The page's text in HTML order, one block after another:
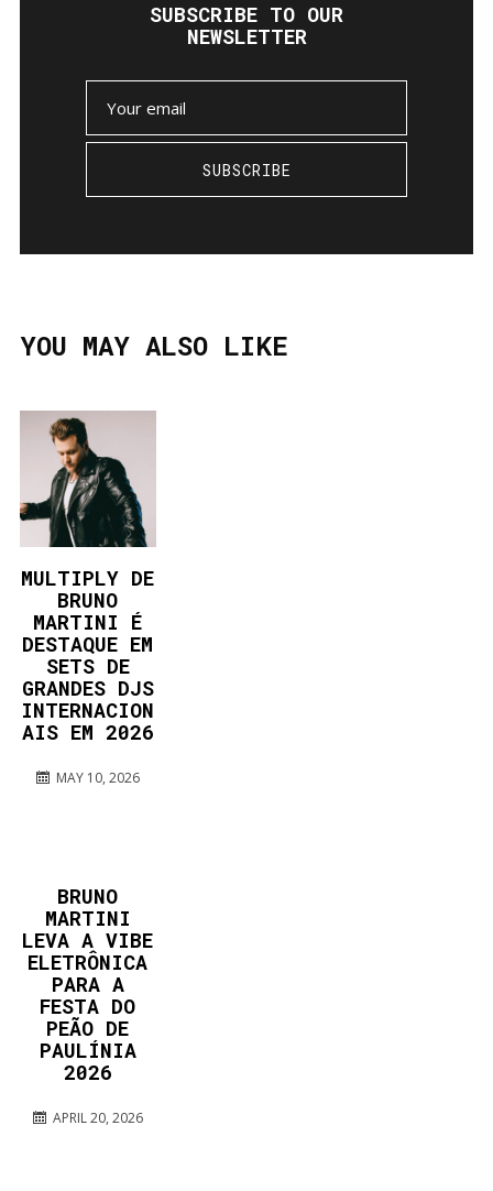
SUBSCRIBE TO OUR
NEWSLETTER
SUBSCRIBE
YOU MAY ALSO LIKE
MULTIPLY DE
BRUNO
MARTINI É
DESTAQUE EM
SETS DE
GRANDES DJS
INTERNACION
AIS EM 2026
MAY 10, 2026
BRUNO
MARTINI
LEVA A VIBE
ELETRÔNICA
PARA A
FESTA DO
PEÃO DE
PAULÍNIA
2026
APRIL 20, 2026